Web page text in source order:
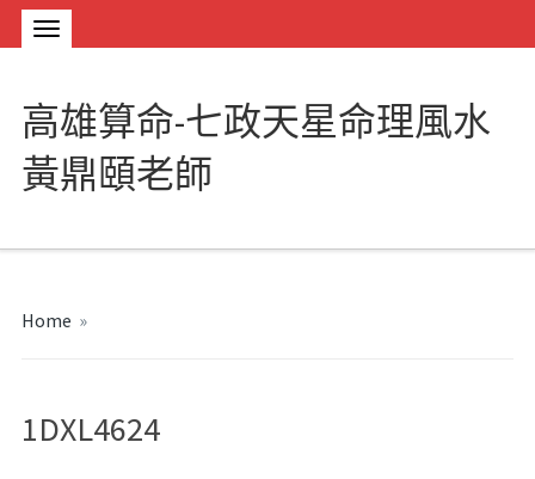
高雄算命-七政天星命理風水
黃鼎頤老師
Home »
1DXL4624